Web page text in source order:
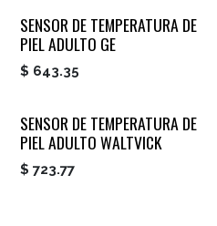
SENSOR DE TEMPERATURA DE
PIEL ADULTO GE
$ 643.35
SENSOR DE TEMPERATURA DE
PIEL ADULTO WALTVICK
$ 723.77